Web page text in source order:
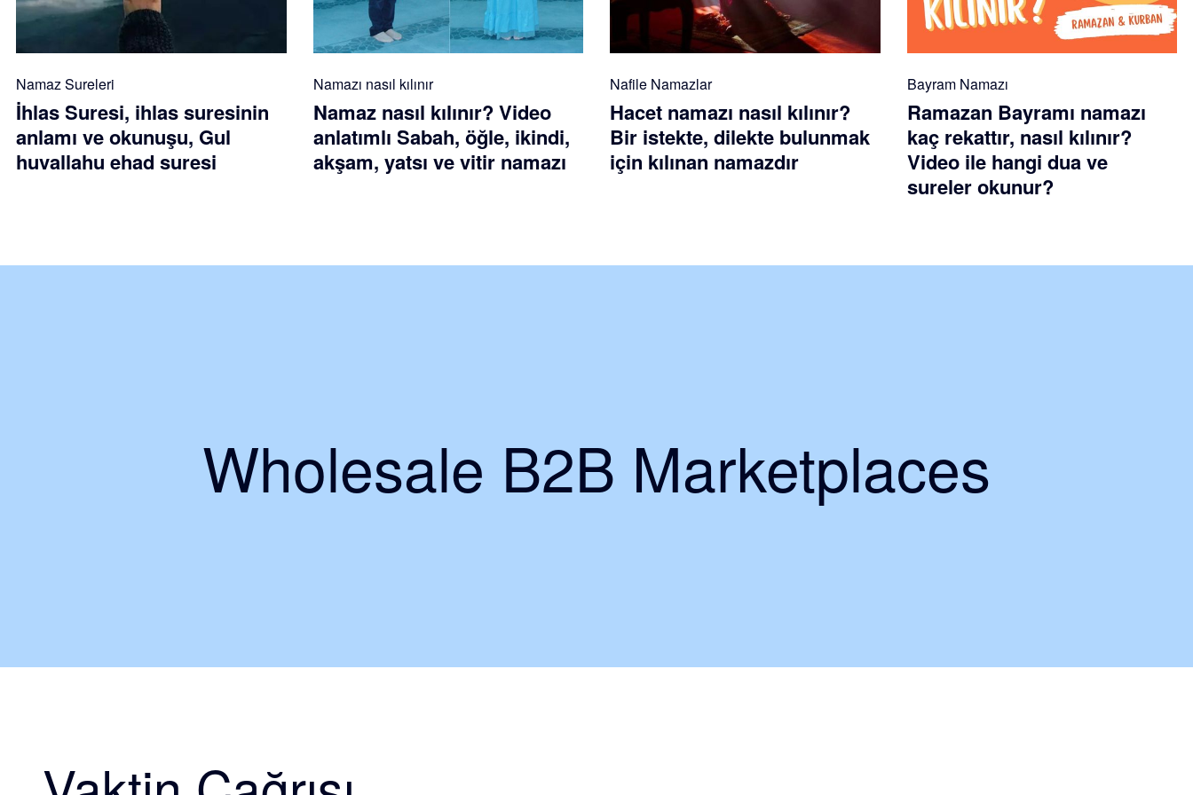
Namaz Sureleri
İhlas Suresi, ihlas suresinin
anlamı ve okunuşu, Gul
huvallahu ehad suresi
Namazı nasıl kılınır
Namaz nasıl kılınır? Video
anlatımlı Sabah, öğle, ikindi,
akşam, yatsı ve vitir namazı
Nafile Namazlar
Hacet namazı nasıl kılınır?
Bir istekte, dilekte bulunmak
için kılınan namazdır
Bayram Namazı
Ramazan Bayramı namazı
kaç rekattır, nasıl kılınır?
Video ile hangi dua ve
sureler okunur?
Wholesale B2B Marketplaces